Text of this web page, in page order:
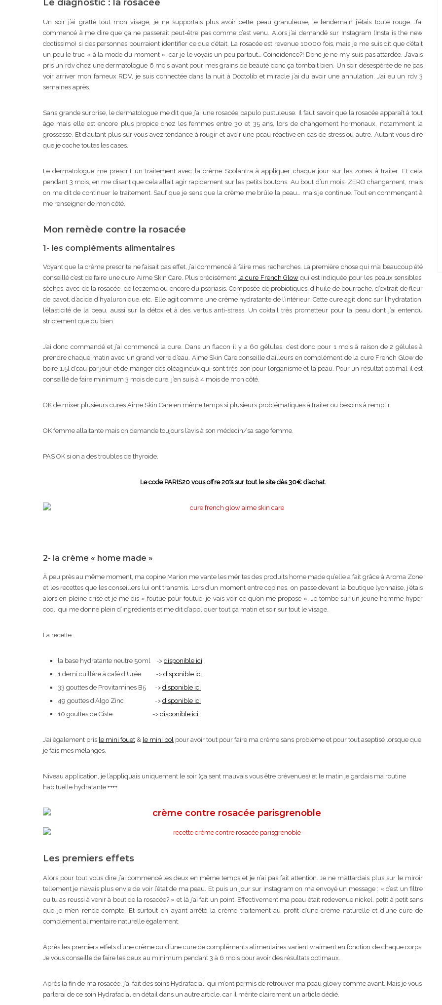
Le diagnostic : la rosacée
Un soir j’ai gratté tout mon visage, je ne supportais plus avoir cette peau granuleuse, le lendemain j’étais toute rouge. J’ai
commencé à me dire que ça ne passerait peut-être pas comme c’est venu. Alors j’ai demandé sur Instagram (Insta is the new
doctissimo) si des personnes pourraient identifier ce que c’était. La rosacée est revenue 10000 fois, mais je me suis dit que c’était
un peu le truc « à la mode du moment », car je le voyais un peu partout… Coincidence?! Donc je ne m’y suis pas attardée. J’avais
pris un rdv chez une dermatologue 6 mois avant pour mes grains de beauté donc ça tombait bien. Un soir désespérée de ne pas
voir arriver mon fameux RDV, je suis connectée dans la nuit à Doctolib et miracle j’ai du avoir une annulation. J’ai eu un rdv 3
semaines après.
Sans grande surprise, le dermatologue me dit que j’ai une rosacée papulo pustuleuse. Il faut savoir que la rosacée apparaît à tout
âge mais elle est encore plus propice chez les femmes entre 30 et 35 ans, lors de changement hormonaux, notamment la
grossesse. Et d’autant plus sur vous avez tendance à rougir et avoir une peau réactive en cas de stress ou autre. Autant vous dire
que je coche toutes les cases.
Le dermatologue me prescrit un traitement avec la crème Soolantra à appliquer chaque jour sur les zones à traiter. Et cela
pendant 3 mois, en me disant que cela allait agir rapidement sur les petits boutons. Au bout d’un mois: ZERO changement, mais
on me dit de continuer le traitement. Sauf que je sens que la crème me brûle la peau… mais je continue. Tout en commençant à
me renseigner de mon côté.
Mon remède contre la rosacée
1- les compléments alimentaires
Voyant que la crème prescrite ne faisait pas effet, j’ai commencé à faire mes recherches. La première chose qui m’a beaucoup été
conseillé c’est de faire une cure Aime Skin Care. Plus précisément la cure French Glow qui est indiquée pour les peaux sensibles,
sèches, avec de la rosacée, de l’eczema ou encore du psoriasis. Composée de probiotiques, d’huile de bourrache, d’extrait de fleur
de pavot, d’acide d’hyaluronique, etc. Elle agit comme une crème hydratante de l’intérieur. Cette cure agit donc sur l’hydratation,
l’élasticité de la peau, aussi sur la détox et à des vertus anti-stress. Un coktail très prometteur pour la peau dont j’ai entendu
strictement que du bien.
J’ai donc commandé et j’ai commencé la cure. Dans un flacon il y a 60 gélules, c’est donc pour 1 mois à raison de 2 gélules à
prendre chaque matin avec un grand verre d’eau. Aime Skin Care conseille d’ailleurs en complément de la cure French Glow de
boire 1,5l d’eau par jour et de manger des oléagineux qui sont très bon pour l’organisme et la peau. Pour un résultat optimal il est
conseillé de faire minimum 3 mois de cure, j’en suis à 4 mois de mon côté.
OK de mixer plusieurs cures Aime Skin Care en même temps si plusieurs problématiques à traiter ou besoins à remplir.
OK femme allaitante mais on demande toujours l’avis à son médecin/sa sage femme.
PAS OK si on a des troubles de thyroïde.
Le code PARIS20 vous offre 20% sur tout le site dès 30€ d’achat.
2- la crème « home made »
À peu près au même moment, ma copine Marion me vante les mérites des produits home made qu’elle a fait grâce à Aroma Zone
et les recettes que les conseillers lui ont transmis. Lors d’un moment entre copines, on passe devant la boutique lyonnaise, j’étais
alors en pleine crise et je me dis « foutue pour foutue, je vais voir ce qu’on me propose ». Je tombe sur un jeune homme hyper
cool, qui me donne plein d’ingrédients et me dit d’appliquer tout ça matin et soir sur tout le visage.
La recette :
la base hydratante neutre 50ml -> disponible ici
1 demi cuillère à café d’Urée -> disponible ici
33 gouttes de Provitamines B5 -> disponible ici
49 gouttes d’Algo Zinc -> disponible ici
10 gouttes de Ciste -> disponible ici
J’ai également pris le mini fouet & le mini bol pour avoir tout pour faire ma crème sans problème et pour tout aseptisé lorsque que
je fais mes mélanges.
Niveau application, je l’appliquais uniquement le soir (ça sent mauvais vous être prévenues) et le matin je gardais ma routine
habituelle hydratante ++++.
Les premiers effets
Alors pour tout vous dire j’ai commencé les deux en même temps et je n’ai pas fait attention. Je ne m’attardais plus sur le miroir
tellement je n’avais plus envie de voir l’état de ma peau. Et puis un jour sur instagram on m’a envoyé un message : « c’est un filtre
ou tu as reussi à venir à bout de la rosacée? » et là j’ai fait un point. Effectivement ma peau était redevenue nickel, petit à petit sans
que je m’en rende compte. Et surtout en ayant arrêté la crème traitement au profit d’une crème naturelle et d’une cure de
complément alimentaire naturelle également.
Après les premiers effets d’une crème ou d’une cure de compléments alimentaires varient vraiment en fonction de chaque corps.
Je vous conseille de faire les deux au minimum pendant 3 à 6 mois pour avoir des résultats optimaux.
Après la fin de ma rosacée, j’ai fait des soins Hydrafacial, qui m’ont permis de retrouver ma peau glowy comme avant. Mais je vous
parlerai de ce soin Hydrafacial en détail dans un autre article, car il mérite clairement un article dédié.